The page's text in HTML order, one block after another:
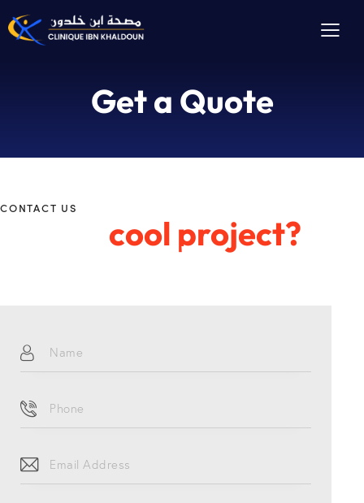
Get a Quote
CONTACT US
cool project?
Get in touch!